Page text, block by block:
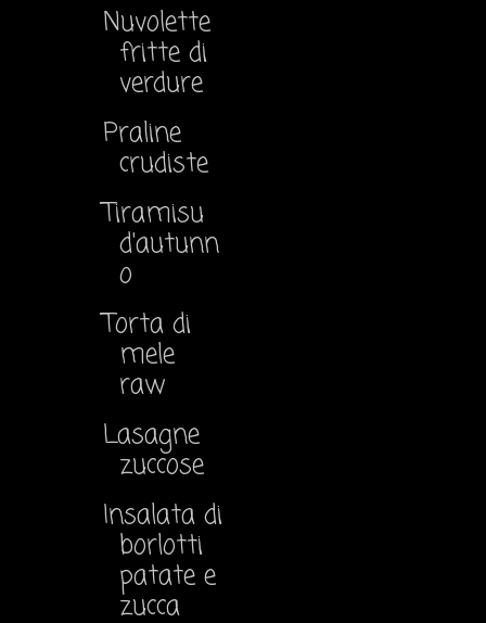
Nuvolette
fritte di
verdure
Praline
crudiste
Tiramisu
d'autunn
o
Torta di
mele
raw
Lasagne
zuccose
Insalata di
borlotti
patate e
zucca